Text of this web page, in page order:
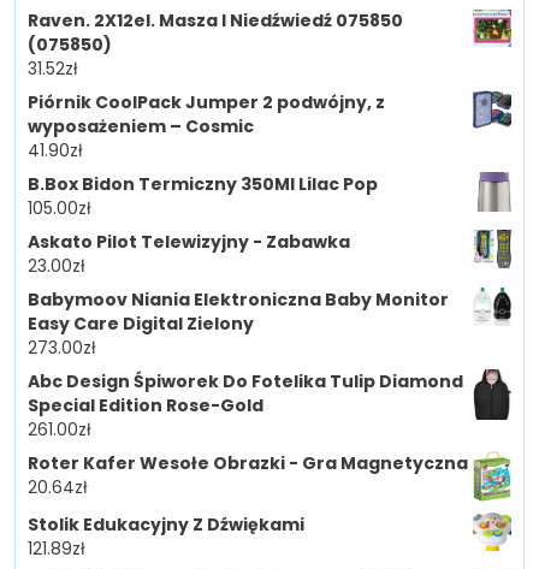
Raven. 2X12el. Masza I Niedźwiedź 075850
(075850)
31.52zł
Piórnik CoolPack Jumper 2 podwójny, z
wyposażeniem – Cosmic
41.90zł
B.Box Bidon Termiczny 350Ml Lilac Pop
105.00zł
Askato Pilot Telewizyjny - Zabawka
23.00zł
Babymoov Niania Elektroniczna Baby Monitor
Easy Care Digital Zielony
273.00zł
Abc Design Śpiworek Do Fotelika Tulip Diamond
Special Edition Rose-Gold
261.00zł
Roter Kafer Wesołe Obrazki - Gra Magnetyczna
20.64zł
Stolik Edukacyjny Z Dźwiękami
121.89zł